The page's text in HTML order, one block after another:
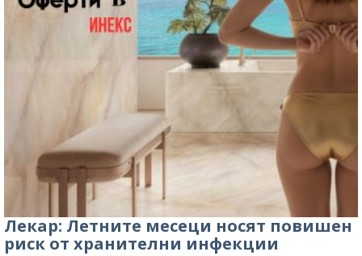
Лекар: Летните месеци носят повишен
риск от хранителни инфекции